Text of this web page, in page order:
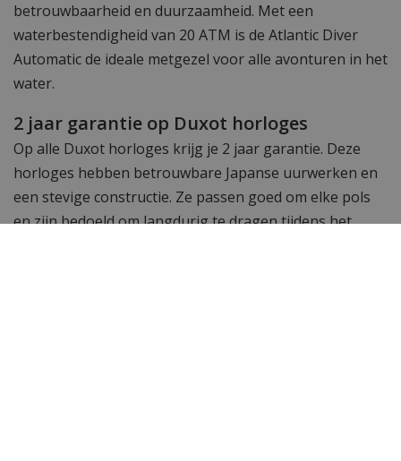
betrouwbaarheid en duurzaamheid. Met een
waterbestendigheid van 20 ATM is de Atlantic Diver
Automatic de ideale metgezel voor alle avonturen in het
water.
2 jaar garantie op Duxot horloges
Op alle Duxot horloges krijg je 2 jaar garantie. Deze
horloges hebben betrouwbare Japanse uurwerken en
een stevige constructie. Ze passen goed om elke pols
en zijn bedoeld om langdurig te dragen tijdens het